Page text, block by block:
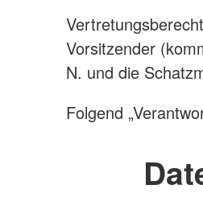
Vorsitzender
N. und die
Folgend